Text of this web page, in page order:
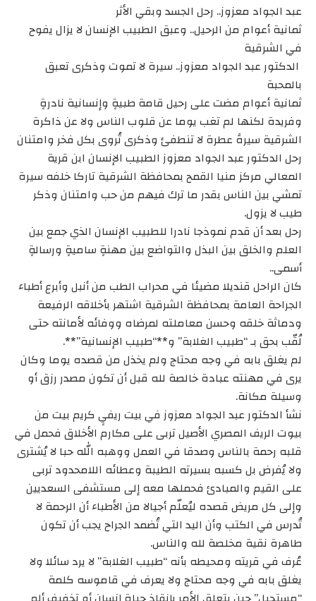
عبد الجواد معزوز.. رحل الجسد وبقي الأثر
ثمانية أعوام من الرحيل.. وعبق الطبيب الإنسان لا يزال يفوح
في الشرقية
الدكتور عبد الجواد معزوز.. سيرة لا تموت وذكرى تعبق
بالمحبة
ثمانية أعوام مضت على رحيل قامة طبيةٍ وإنسانية نادرةٍ
وفريدة لكنها لم تغب يوما عن قلوب الناس ولا عن ذاكرة
الشرقية سيرةً عطرة لا تنطفئ وذكرى تُروى بكل فخر وامتنان
رحل الدكتور عبد الجواد معزوز الطبيب الإنسان ابن قرية
المعالي مركز منيا القمح بمحافظة الشرقية تاركا خلفه سيرة
تمشي بين الناس بقدر ما ترك فيهم من حب وامتنان وذكر
طيب لا يزول.
رحل بعد أن قدم نموذجا نادرا للطبيب الإنسان الذي جمع بين
العلم والخلق بين البذل والتواضع بين مهنةٍ ساميةٍ ورسالةٍ
أسمى..
كان الراحل قنديلا مضيئا في محراب الطب من أنبل وأبرع أطباء
الجراحة العامة بمحافظة الشرقية اشتهر بأخلاقه الرفيعة
ودماثة خلقه وحسن معاملته لمرضاه ووفائه لأمانته حتى
لُقّب بحق بـ “طبيب الغلابة” و**“طبيب الإنسانية”**.
لم يغلق بابه في وجه محتاج ولم يخذل من قصده يوما وكان
يرى في مهنته عبادة خالصة لله قبل أن تكون مصدر رزق أو
وسيلة مكانة.
نشأ الدكتور عبد الجواد معزوز في بيت ريفيٍ كريم بيت من
بيوت الريف المصري الأصيل تربى على مكارم الأخلاق فحمل في
قلبه رحمة بالناس وصدقا في العمل ووهبه الله حبا لا يُشترى
ولا يُفرض بل كسبه بسيرته الطيبة وعطائه اللامحدود تربى
على القيم والمبادئ فحملها معه إلى مستشفى السعديين
وإلى كل مريض قصده ليُعلّم أجيالا من الأطباء أن الرحمة لا
تُدرس في الكتب وأن اليد التي تُضمد الجراح يجب أن تكون
طاهرة نقية مخلصة لله والناس.
عُرف في قريته ومحيطه بأنه “طبيب الغلابة” لا يرد سائلا ولا
يغلق بابه في وجه محتاج ولا يعرف في قاموسه كلمة